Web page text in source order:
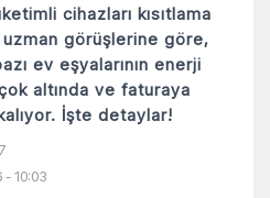
cihazları kısıtlama
görüşlerine göre,
ev eşyalarının enerji
altında ve faturaya
İşte detaylar!
- 10:03